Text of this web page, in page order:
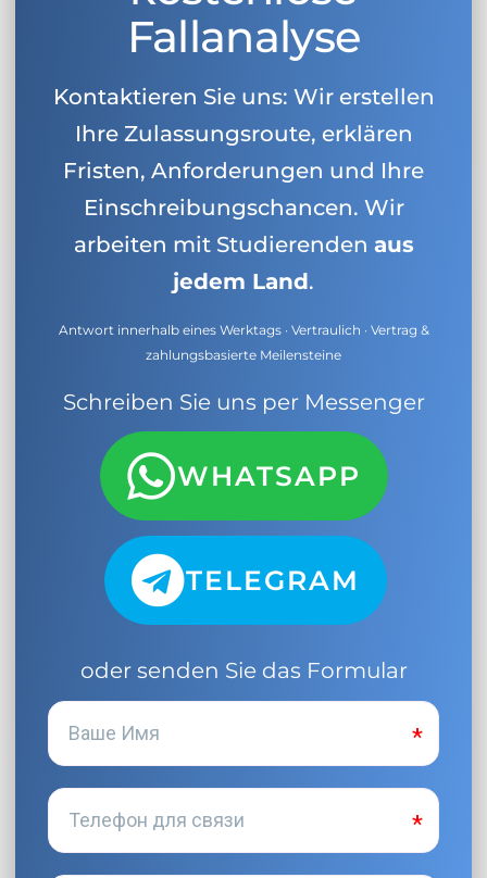
Fallanalyse
Kontaktieren Sie uns: Wir erstellen
Ihre Zulassungsroute, erklären
Fristen, Anforderungen und Ihre
Einschreibungschancen. Wir
arbeiten mit Studierenden aus
jedem Land.
Antwort innerhalb eines Werktags · Vertraulich · Vertrag &
zahlungsbasierte Meilensteine
Schreiben Sie uns per Messenger
WHATSAPP
TELEGRAM
oder senden Sie das Formular